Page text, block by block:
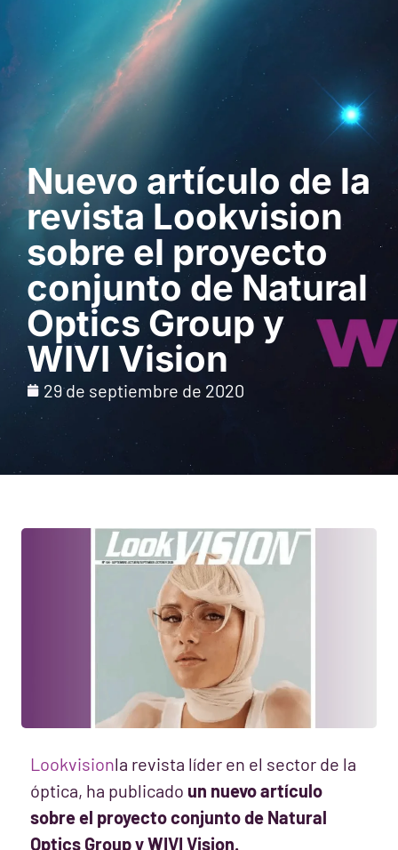
Nuevo artículo de la
revista Lookvision
sobre el proyecto
conjunto de Natural
Optics Group y
WIVI Vision
29 de septiembre de 2020
Lookvisionla revista líder en el sector de la
óptica, ha publicado un nuevo artículo
sobre el proyecto conjunto de Natural
Optics Group y WIVI Vision.